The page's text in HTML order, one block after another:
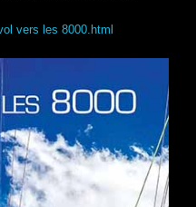
vers les 8000.html